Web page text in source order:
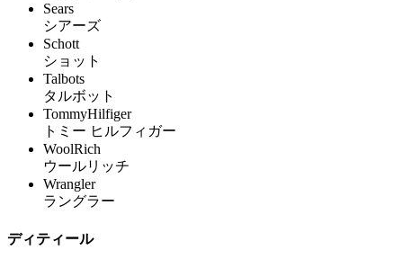
Sears
シアーズ
Schott
ショット
Talbots
タルボット
TommyHilfiger
トミー ヒルフィガー
WoolRich
ウールリッチ
Wrangler
ラングラー
ディティール